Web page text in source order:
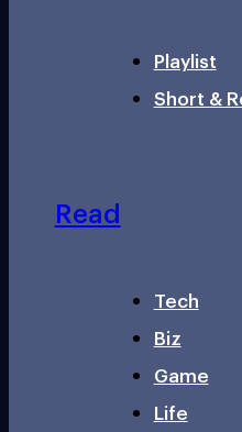
Playlist
Short &
Read
Tech
Biz
Game
Life